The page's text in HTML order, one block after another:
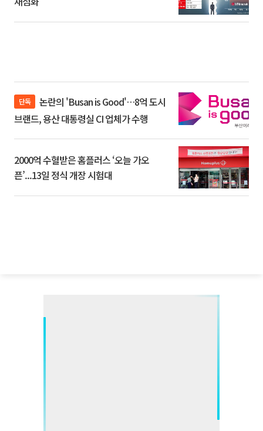
단독
브랜드, 용산 대통령실 CI 업체가 수행
2000억 수혈받은 홈플러스 ‘오늘 가오
픈’...13일 정식 개장 시험대